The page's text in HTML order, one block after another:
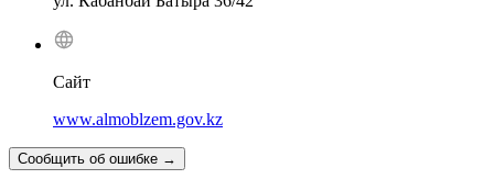
Сайт
www.almoblzem.gov.kz
Сообщить об ошибке →